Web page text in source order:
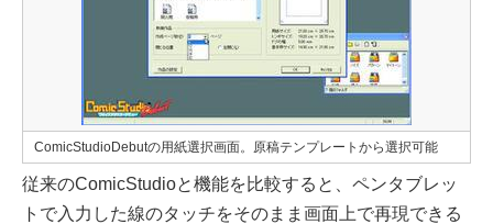
ComicStudioDebutの用紙選択画面。原稿テンプレートから選択可能
従来のComicStudioと機能を比較すると、ペンタブレッ
トで入力した線のタッチをそのまま画面上で再現できる